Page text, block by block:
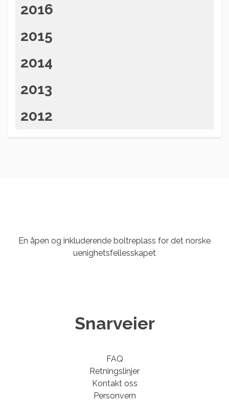
2016
2015
2014
2013
2012
En åpen og inkluderende boltreplass for det norske
uenighetsfellesskapet
Snarveier
FAQ
Retningslinjer
Kontakt oss
Personvern